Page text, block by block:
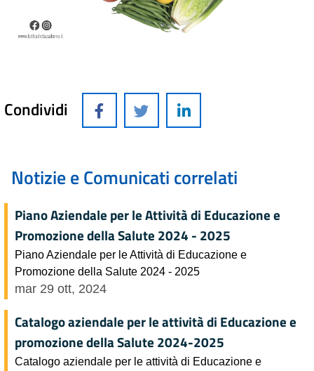
Condividi
Notizie e Comunicati correlati
Piano Aziendale per le Attività di Educazione e
Promozione della Salute 2024 - 2025
Piano Aziendale per le Attività di Educazione e
Promozione della Salute 2024 - 2025
mar 29 ott, 2024
Catalogo aziendale per le attività di Educazione e
promozione della Salute 2024-2025
Catalogo aziendale per le attività di Educazione e